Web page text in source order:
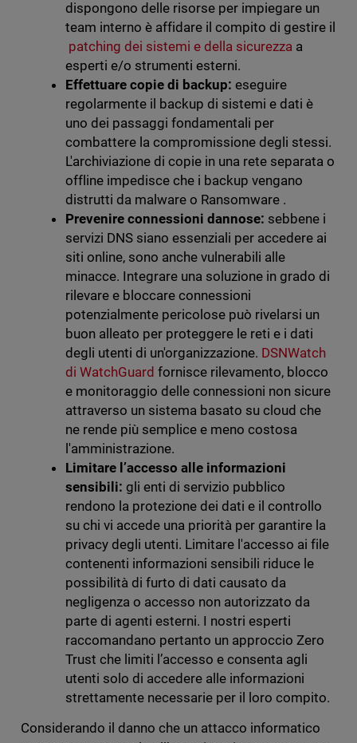
dispongono delle risorse per impiegare un
team interno è affidare il compito di gestire il
patching dei sistemi e della sicurezza a
esperti e/o strumenti esterni.
Effettuare copie di backup: eseguire
regolarmente il backup di sistemi e dati è
uno dei passaggi fondamentali per
combattere la compromissione degli stessi.
L'archiviazione di copie in una rete separata o
offline impedisce che i backup vengano
distrutti da malware o Ransomware .
Prevenire connessioni dannose: sebbene i
servizi DNS siano essenziali per accedere ai
siti online, sono anche vulnerabili alle
minacce. Integrare una soluzione in grado di
rilevare e bloccare connessioni
potenzialmente pericolose può rivelarsi un
buon alleato per proteggere le reti e i dati
degli utenti di un'organizzazione. DSNWatch
di WatchGuard fornisce rilevamento, blocco
e monitoraggio delle connessioni non sicure
attraverso un sistema basato su cloud che
ne rende più semplice e meno costosa
l'amministrazione.
Limitare l’accesso alle informazioni
sensibili: gli enti di servizio pubblico
rendono la protezione dei dati e il controllo
su chi vi accede una priorità per garantire la
privacy degli utenti. Limitare l'accesso ai file
contenenti informazioni sensibili riduce le
possibilità di furto di dati causato da
negligenza o accesso non autorizzato da
parte di agenti esterni. I nostri esperti
raccomandano pertanto un approccio Zero
Trust che limiti l’accesso e consenta agli
utenti solo di accedere alle informazioni
strettamente necessarie per il loro compito.
Considerando il danno che un attacco informatico